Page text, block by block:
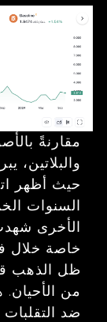
مقارنةً
والبلاتين،
حيث أظهر
السنوات
الأخرى
خاصة خلال
ظل الذهب
من
ضد